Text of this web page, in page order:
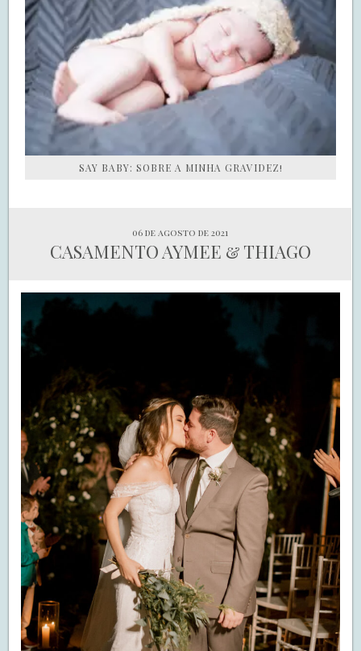
SAY BABY: SOBRE A MINHA GRAVIDEZ!
06 de agosto de 2021
CASAMENTO AYMEE & THIAGO